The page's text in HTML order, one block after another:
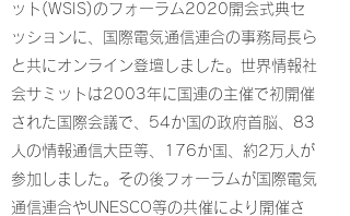
ット(WSIS)のフォーラム2020開会式典セ
ッションに、国際電気通信連合の事務局長ら
と共にオンライン登壇しました。世界情報社
会サミットは2003年に国連の主催で初開催
された国際会議で、54か国の政府首脳、83
人の情報通信大臣等、176か国、約2万人が
参加しました。その後フォーラムが国際電気
通信連合やUNESCO等の共催により開催さ